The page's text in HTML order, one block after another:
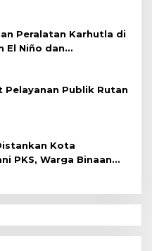
Narkoba
Peralatan Karhutla di
El Niño dan
Pelayanan Publik Rutan
Kota
PKS, Warga Binaan
Ayam Petelur